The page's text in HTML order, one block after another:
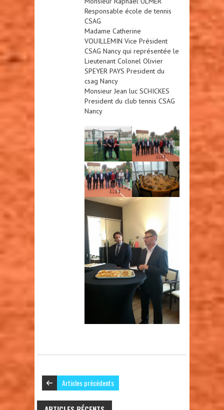
Responsable école de tennis
CSAG
Madame Catherine
VOUILLEMIN Vice Président
CSAG Nancy qui représentée le
Lieutenant Colonel Olivier
SPEYER PAYS President du
csag Nancy
Monsieur Jean luc SCHICKES
President du club tennis CSAG
Nancy
Articles précédents